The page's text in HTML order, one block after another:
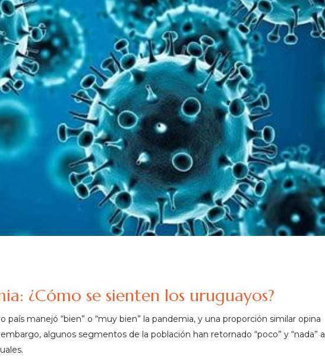
¿Cómo se sienten los uruguayos?
país manejó “bien” o “muy bien” la pandemia, y una proporción similar opina
algunos segmentos de la población han retornado “poco” y “nada” a